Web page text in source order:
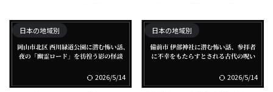
される。
いる。
日本の地域別
2026/5/14
日本の地域別
2026/5/14